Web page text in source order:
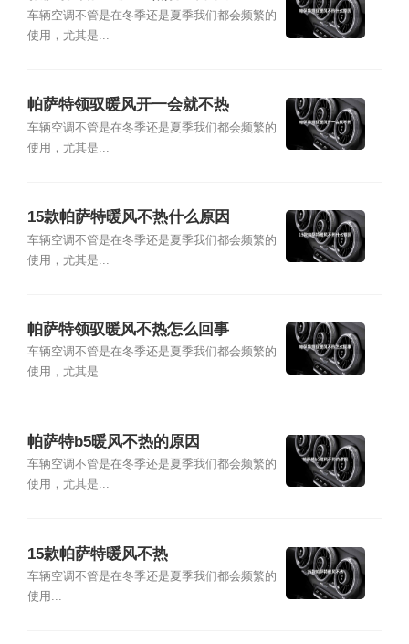
车辆空调不管是在冬季还是夏季我们都会频繁的
使用，尤其是...
帕萨特领驭暖风开一会就不热
车辆空调不管是在冬季还是夏季我们都会频繁的
使用，尤其是...
15款帕萨特暖风不热什么原因
车辆空调不管是在冬季还是夏季我们都会频繁的
使用，尤其是...
帕萨特领驭暖风不热怎么回事
车辆空调不管是在冬季还是夏季我们都会频繁的
使用，尤其是...
帕萨特b5暖风不热的原因
车辆空调不管是在冬季还是夏季我们都会频繁的
使用，尤其是...
15款帕萨特暖风不热
车辆空调不管是在冬季还是夏季我们都会频繁的
使用...